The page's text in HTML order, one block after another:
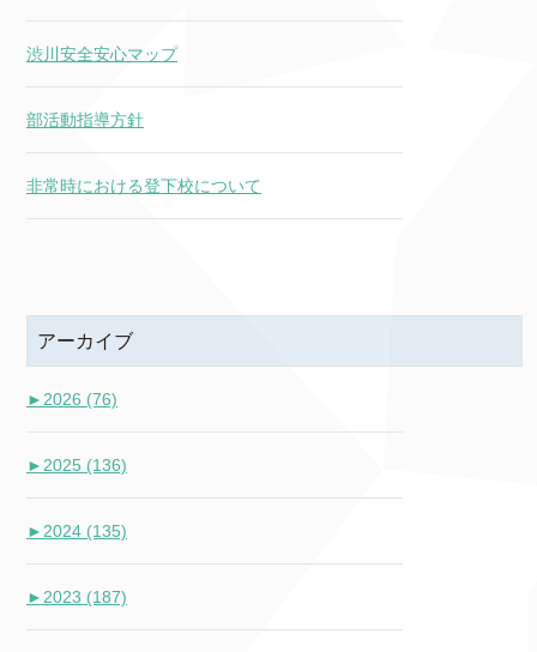
渋川安全安心マップ
部活動指導方針
非常時における登下校について
アーカイブ
► 2026 (76)
► 2025 (136)
► 2024 (135)
► 2023 (187)